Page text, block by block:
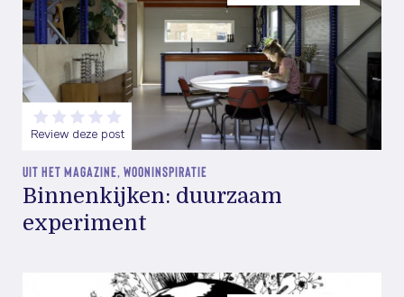
Review deze post
UIT HET MAGAZINE, WOONINSPIRATIE
Binnenkijken: duurzaam
experiment